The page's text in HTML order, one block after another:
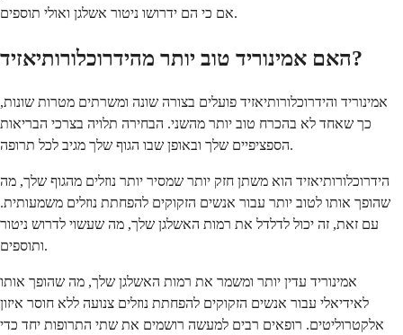
אם כי הם ידרושו ניטור אשלגן ואולי תוספים.
האם אמינוריד טוב יותר מהידרוכלורותיאזיד?
אמינוריד והידרוכלורותיאזיד פועלים בצורה שונה ומשרתים מטרות שונות,
כך שאחד לא בהכרח טוב יותר מהשני. הבחירה תלויה בצרכי הבריאות
הספציפיים שלך ובאופן שבו הגוף שלך מגיב לכל תרופה.
הידרוכלורותיאזיד הוא משתן חזק יותר שמסיר יותר נוזלים מהגוף שלך, מה
שהופך אותו לטוב יותר עבור אנשים הזקוקים להפחתת נוזלים משמעותית.
עם זאת, זה יכול לדלדל את רמות האשלגן שלך, מה שעשוי לדרוש ניטור
ותוספים.
אמינוריד עדין יותר ומשמר את רמות האשלגן שלך, מה שהופך אותו
לאידיאלי עבור אנשים הזקוקים להפחתת נוזלים צנועה ללא חוסר איזון
אלקטרוליטים. רופאים רבים למעשה רושמים את שתי התרופות יחד כדי